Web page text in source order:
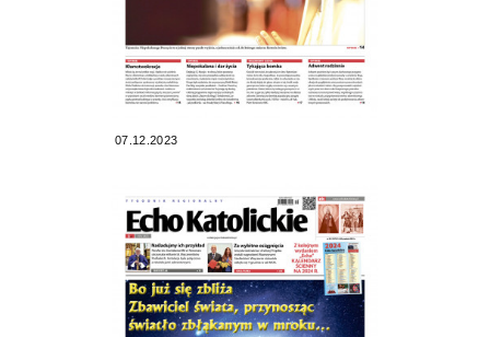
07.12.2023